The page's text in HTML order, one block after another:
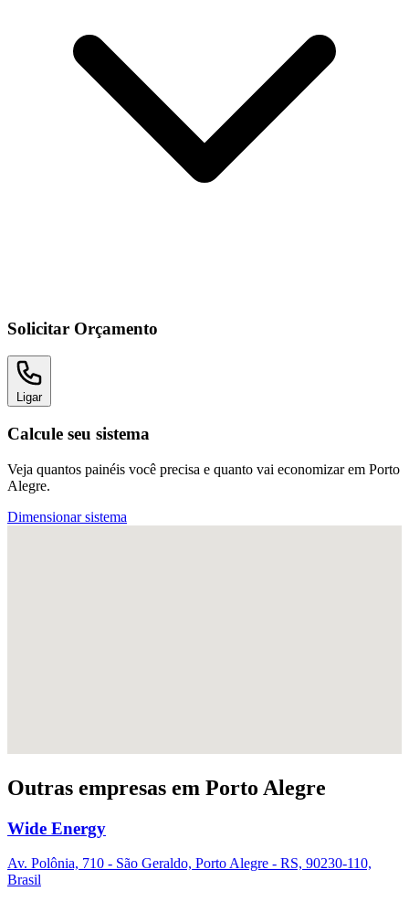
Solicitar Orçamento
Ligar
Calcule seu sistema
Veja quantos painéis você precisa e quanto vai economizar em Porto
Alegre.
Dimensionar sistema
Outras empresas em Porto Alegre
Wide Energy
Av. Polônia, 710 - São Geraldo, Porto Alegre - RS, 90230-110,
Brasil